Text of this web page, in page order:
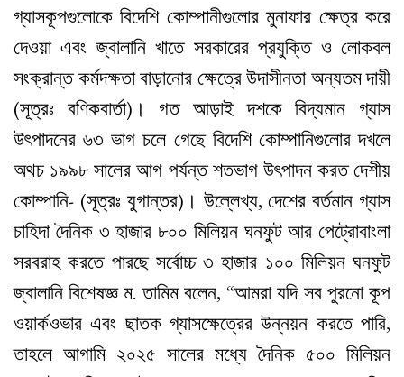
গ্যাসকূপগুলোকে বিদেশি কোম্পানীগুলোর মুনাফার ক্ষেত্র করে
দেওয়া এবং জ্বালানি খাতে সরকারের প্রযুক্তি ও লোকবল
সংক্রান্ত কর্মদক্ষতা বাড়ানোর ক্ষেত্রে উদাসীনতা অন্যতম দায়ী
(সূত্রঃ বণিকবার্তা)। গত আড়াই দশকে বিদ্যমান গ্যাস
উৎপাদনের ৬৩ ভাগ চলে গেছে বিদেশি কোম্পানিগুলোর দখলে
অথচ ১৯৯৮ সালের আগ পর্যন্ত শতভাগ উৎপাদন করত দেশীয়
কোম্পানি- (সূত্রঃ যুগান্তর)। উল্লেখ্য, দেশের বর্তমান গ্যাস
চাহিদা দৈনিক ৩ হাজার ৮০০ মিলিয়ন ঘনফুট আর পেট্রোবাংলা
সরবরাহ করতে পারছে সর্বোচ্চ ৩ হাজার ১০০ মিলিয়ন ঘনফুট
জ্বালানি বিশেষজ্ঞ ম. তামিম বলেন, “আমরা যদি সব পুরনো কূপ
ওয়ার্কওভার এবং ছাতক গ্যাসক্ষেত্রের উন্নয়ন করতে পারি,
তাহলে আগামি ২০২৫ সালের মধ্যে দৈনিক ৫০০ মিলিয়ন